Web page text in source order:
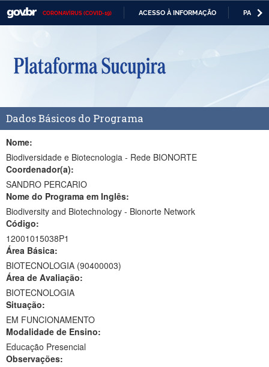
CORONAVÍRUS (COVID-19) ACESSO À INFORMAÇÃO
Casa Civil
Ministério da Defesa
Ministério da Economia
Ministério da Infraestrutura
Ministério da Agricultura, Pecuária e Abastecimento
Ministério da Educação
Ministério da Cidadania
Ministério da Saúde
Ministério da Ciência, Tecnologia, Inovações e Comunicações
Ministério do Meio Ambiente
Ministério do Turismo
Ministério do Desenvolvimento Regional
Dados Básicos do Programa
Nome:
Biodiversidade e Biotecnologia - Rede BIONORTE
Coordenador(a):
SANDRO PERCARIO
Nome do Programa em Inglês:
Biodiversity and Biotechnology - Bionorte Network
Código:
12001015038P1
Área Básica:
BIOTECNOLOGIA (90400003)
Área de Avaliação:
BIOTECNOLOGIA
Situação:
EM FUNCIONAMENTO
Modalidade de Ensino:
Educação Presencial
Observações: